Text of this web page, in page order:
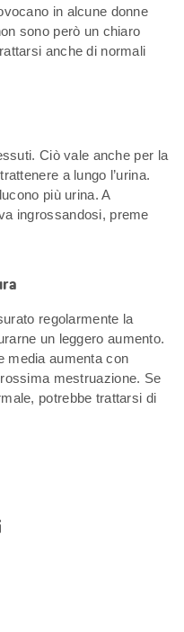
in alcune donne
sono però un chiaro
anche di normali
Ciò vale anche per la
a lungo l’urina.
più urina. A
ingrossandosi, preme
regolarmente la
un leggero aumento.
media aumenta con
mestruazione. Se
potrebbe trattarsi di